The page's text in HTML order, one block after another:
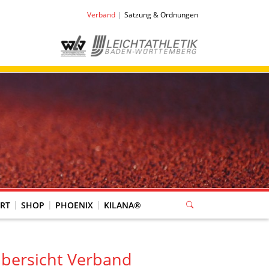
Verband Satzung & Ordnungen
SHOP PHOENIX KILANA®
Verband